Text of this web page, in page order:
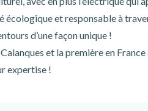
écologique et responsable à
d’une façon unique !
et la première en
expertise !